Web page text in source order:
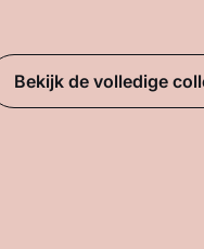
Bekijk de volledige